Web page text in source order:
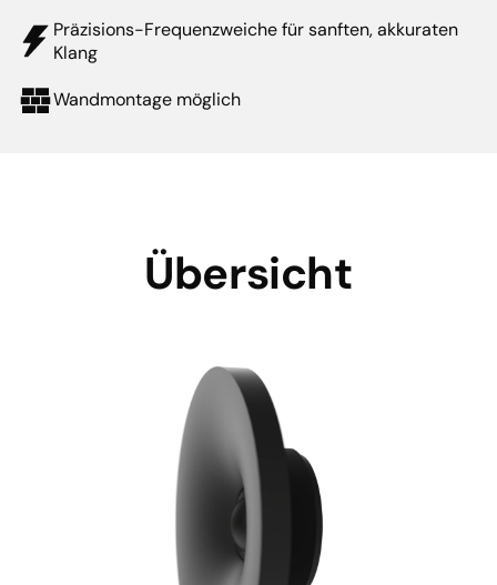
Präzisions-Frequenzweiche für sanften, akkuraten
Klang
Wandmontage möglich
Übersicht